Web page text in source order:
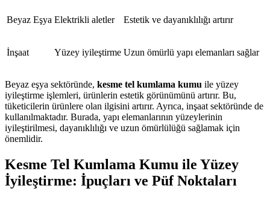
Beyaz Eşya Elektrikli aletler Estetik ve dayanıklılığı artırır
İnşaat Yüzey iyileştirme Uzun ömürlü yapı elemanları sağlar
Beyaz eşya sektöründe, kesme tel kumlama kumu ile yüzey
iyileştirme işlemleri, ürünlerin estetik görünümünü artırır. Bu,
tüketicilerin ürünlere olan ilgisini artırır. Ayrıca, inşaat sektöründe de
kullanılmaktadır. Burada, yapı elemanlarının yüzeylerinin
iyileştirilmesi, dayanıklılığı ve uzun ömürlülüğü sağlamak için
önemlidir.
Kesme Tel Kumlama Kumu ile Yüzey
İyileştirme: İpuçları ve Püf Noktaları